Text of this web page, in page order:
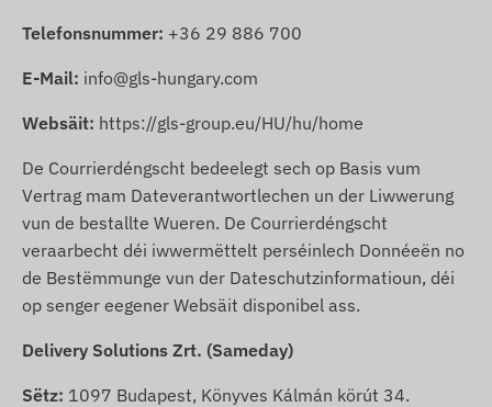
Telefonsnummer: +36 29 886 700
E-Mail: info@gls-hungary.com
Websäit: https://gls-group.eu/HU/hu/home
De Courrierdéngscht bedeelegt sech op Basis vum
Vertrag mam Dateverantwortlechen un der Liwwerung
vun de bestallte Wueren. De Courrierdéngscht
veraarbecht déi iwwermëttelt perséinlech Donnéeën no
de Bestëmmunge vun der Dateschutzinformatioun, déi
op senger eegener Websäit disponibel ass.
Delivery Solutions Zrt. (Sameday)
Sëtz: 1097 Budapest, Könyves Kálmán körút 34.